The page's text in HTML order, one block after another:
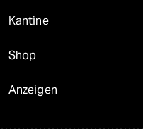
Kantine
Shop
Anzeigen